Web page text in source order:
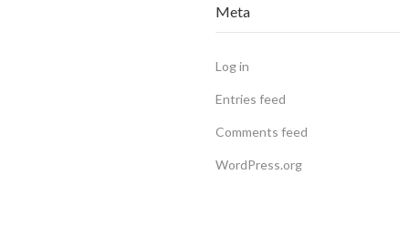
Meta
Log in
Entries feed
Comments feed
WordPress.org